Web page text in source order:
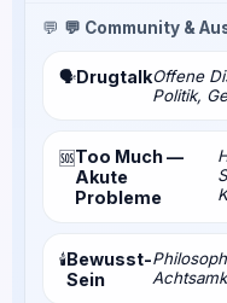
💬 💬 Community &
🗣️DrugtalkOffene
Politik,
🆘Too Much —
Akute
Probleme
🕯️Bewusst-
Sein